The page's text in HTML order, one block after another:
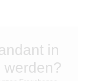
in
werden?